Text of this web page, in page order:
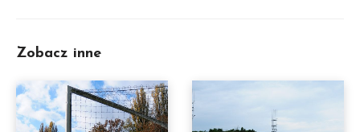
Zobacz inne